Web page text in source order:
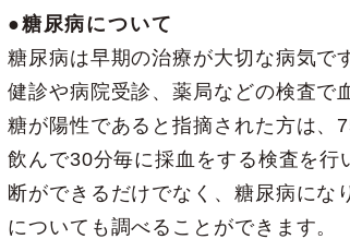
●糖尿病について
糖尿病は早期の治療が大切な病気で
健診や病院受診、薬局などの検査で
糖が陽性であると指摘された方は、
飲んで30分毎に採血をする検査を行
断ができるだけでなく、糖尿病にな
についても調べることができます。